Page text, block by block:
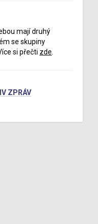
mají druhý
se skupiny
si přečti zde
ZPRÁV